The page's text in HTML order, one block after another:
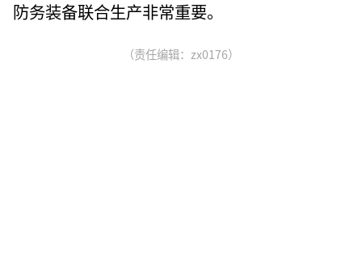
防务装备联合生产非常重要。
（责任编辑：zx0176）